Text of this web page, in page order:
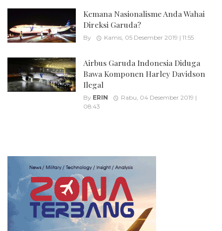
Kemana Nasionalisme Anda Wahai
Direksi Garuda?
By Kamis, 05 Desember 2019 | 11:55
Airbus Garuda Indonesia Diduga
Bawa Komponen Harley Davidson
Ilegal
By ERIN
Rabu, 04 Desember 2019 |
08:43